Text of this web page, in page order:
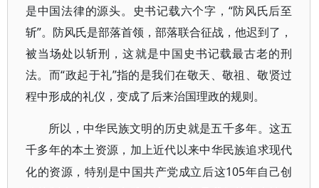
是中国法律的源头。史书记载六个字，“防风氏后至
斩”。防风氏是部落首领，部落联合征战，他迟到了，
被当场处以斩刑，这就是中国史书记载最古老的刑
法。而“政起于礼”指的是我们在敬天、敬祖、敬贤过
程中形成的礼仪，变成了后来治国理政的规则。
所以，中华民族文明的历史就是五千多年。这五
千多年的本土资源，加上近代以来中华民族追求现代
化的资源，特别是中国共产党成立后这105年自己创